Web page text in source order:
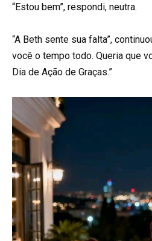
“Estou bem”, respondi, neutra.
“A Beth sente sua falta”,
você o tempo todo. Queria que
Dia de Ação de Graças.”